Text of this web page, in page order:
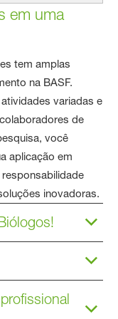
em uma
tem amplas
na BASF.
variadas e
de
você
aplicação em
inovadoras.